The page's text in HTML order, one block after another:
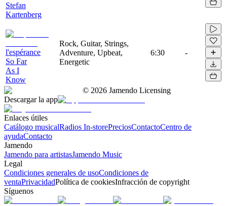
Stefan
Kartenberg
l'espérance
So Far
As I
Know
Rock, Guitar, Strings,
Adventure, Upbeat,
Energetic
6:30 -
© 2026 Jamendo Licensing
Descargar la app
Enlaces útiles
Catálogo musicalRadios In-storePreciosContactoCentro de
ayudaContacto
Jamendo
Jamendo para artistasJamendo Music
Legal
Condiciones generales de usoCondiciones de
ventaPrivacidadPolítica de cookiesInfracción de copyright
Síguenos